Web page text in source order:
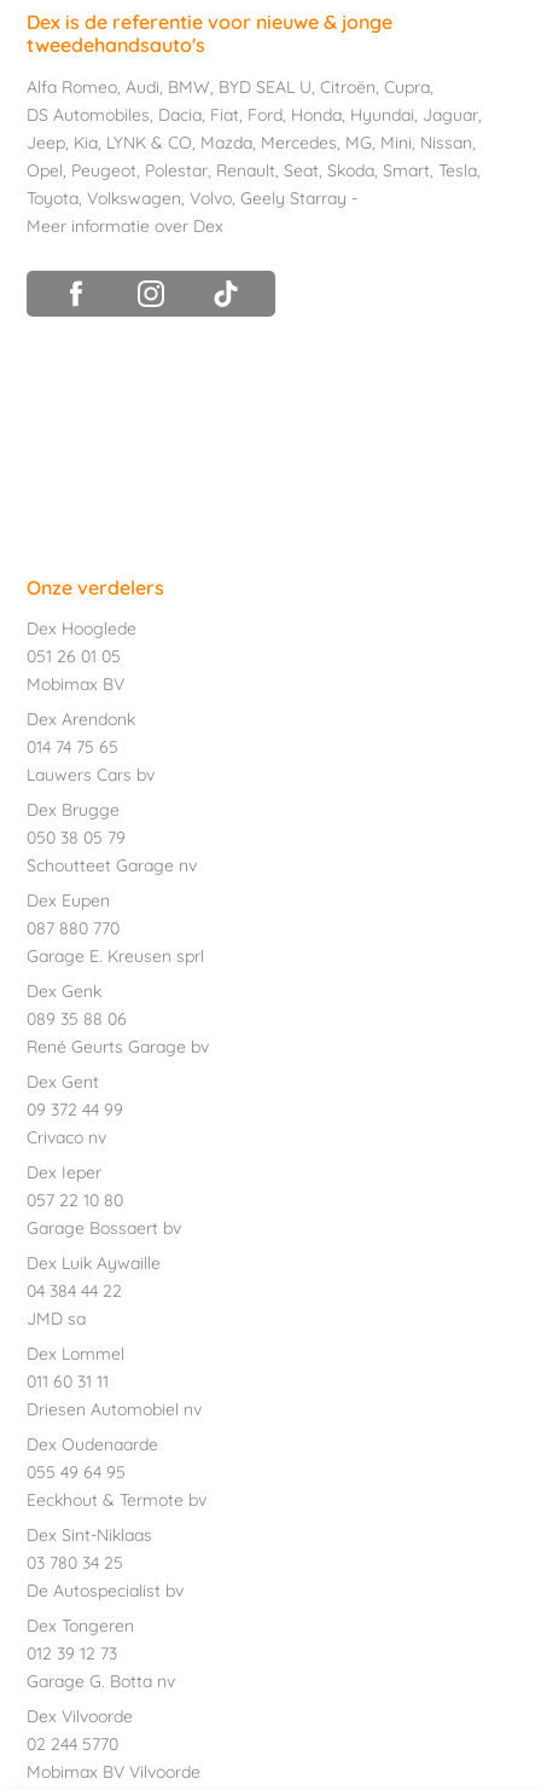
Dex is de referentie voor nieuwe & jonge
tweedehandsauto's
Alfa Romeo,Audi, BMW, BYD SEAL U,Citroën,Cupra,
DS Automobiles, Dacia, Fiat, Ford, Honda, Hyundai, Jaguar,
Jeep, Kia, LYNK & CO, Mazda, Mercedes, MG, Mini, Nissan,
Opel, Peugeot, Polestar, Renault,Seat,Skoda,Smart,Tesla,
Toyota,Volkswagen,Volvo,Geely Starray -
Meer informatie over Dex
Onze verdelers
Dex Hooglede
051 26 01 05
Mobimax BV
Dex Arendonk
014 74 75 65
Lauwers Cars bv
Dex Brugge
050 38 05 79
Schoutteet Garage nv
Dex Eupen
087 880 770
Garage E. Kreusen sprl
Dex Genk
089 35 88 06
René Geurts Garage bv
Dex Gent
09 372 44 99
Crivaco nv
Dex Ieper
057 22 10 80
Garage Bossaert bv
Dex Luik Aywaille
04 384 44 22
JMD sa
Dex Lommel
011 60 31 11
Driesen Automobiel nv
Dex Oudenaarde
055 49 64 95
Eeckhout & Termote bv
Dex Sint-Niklaas
03 780 34 25
De Autospecialist bv
Dex Tongeren
012 39 12 73
Garage G. Botta nv
Dex Vilvoorde
02 244 5770
Mobimax BV Vilvoorde